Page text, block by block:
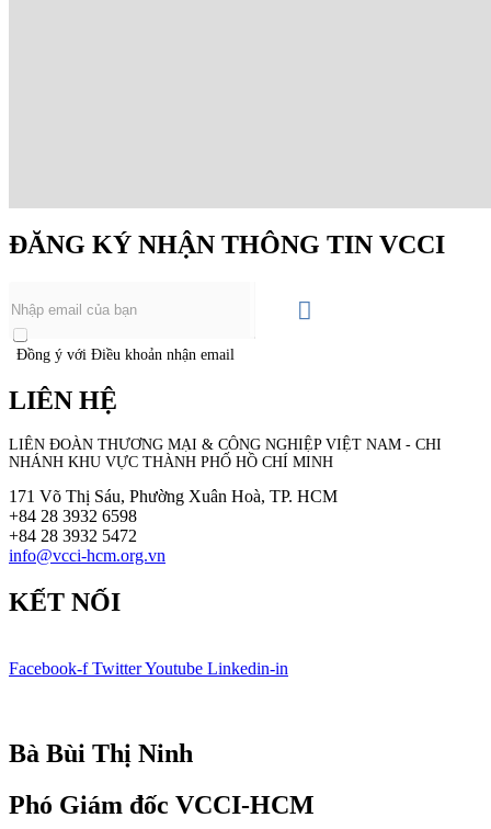
ĐĂNG KÝ NHẬN THÔNG TIN VCCI
Đồng ý với Điều khoản nhận email
LIÊN HỆ
LIÊN ĐOÀN THƯƠNG MẠI & CÔNG NGHIỆPVIỆT NAM - CHI
NHÁNH KHU VỰC THÀNH PHỐ HỒ CHÍ MINH
171 Võ Thị Sáu, Phường Xuân Hoà, TP. HCM
+84 28 3932 6598
+84 28 3932 5472
info@vcci-hcm.org.vn
KẾT NỐI
Facebook-f TwitterYoutube Linkedin-in
Bà Bùi Thị Ninh
Phó Giám đốc VCCI-HCM